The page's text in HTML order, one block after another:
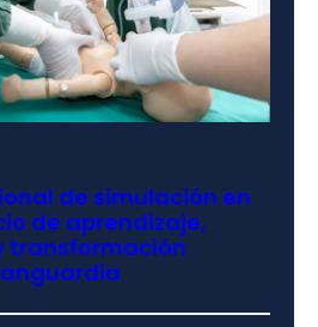
de simulación en
de aprendizaje,
transformación